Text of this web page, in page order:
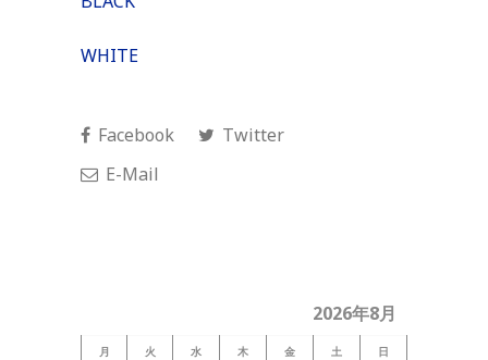
WHITE
Facebook
Twitter
E-Mail
2026年8月
月 火 水 木 金 土 日